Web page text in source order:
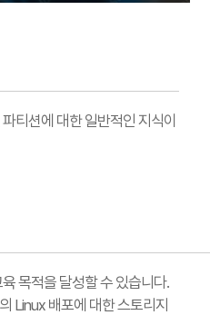
티션에 대한 일반적인 지식이
목적을 달성할 수 있습니다.
Linux 배포에 대한 스토리지